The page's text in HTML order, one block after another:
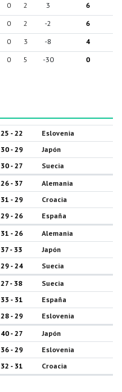
0 2 3
6
0 2 -2
6
0 3 -8
4
0 5 -30 0
25 - 22 Eslovenia
30 - 29 Japón
30 - 27 Suecia
26 - 37 Alemania
31 - 29 Croacia
29 - 26 España
31 - 26 Alemania
37 - 33 Japón
29 - 24 Suecia
27 - 38 Suecia
33 - 31 España
28 - 29 Eslovenia
40 - 27 Japón
36 - 29 Eslovenia
32 - 31 Croacia